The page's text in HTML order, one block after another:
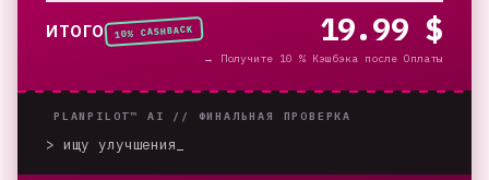
ИТОГО 10% CASHBACK 19.99 $
→ Получите 10 % Кэшбэка после Оплаты
PLANPILOT™ AI // ФИНАЛЬНАЯ ПРОВЕРКА
> ищу улучшения